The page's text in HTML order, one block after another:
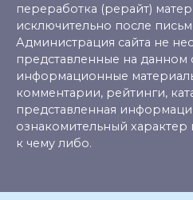
переработка (рерайт)
исключительно после
Администрация сайта не
представленные на данном
информационные
комментарии, рейтинги,
представленная
ознакомительный характер
к чему либо.